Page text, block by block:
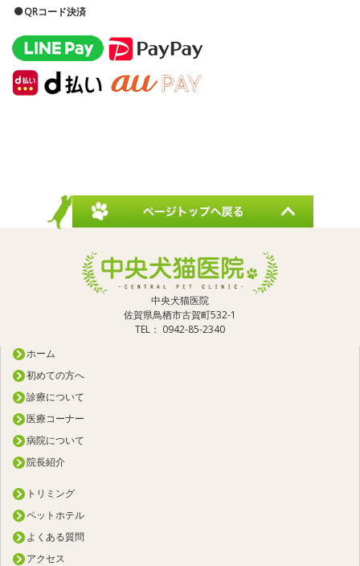
QRコード決済
中央犬猫医院
佐賀県鳥栖市古賀町532-1
TEL： 0942-85-2340
ホーム
初めての方へ
診療について
医療コーナー
病院について
院長紹介
トリミング
ペットホテル
よくある質問
アクセス